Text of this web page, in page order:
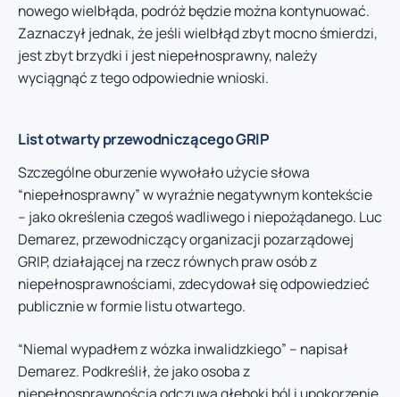
nowego wielbłąda, podróż będzie można kontynuować.
Zaznaczył jednak, że jeśli wielbłąd zbyt mocno śmierdzi,
jest zbyt brzydki i jest niepełnosprawny, należy
wyciągnąć z tego odpowiednie wnioski.
List otwarty przewodniczącego GRIP
Szczególne oburzenie wywołało użycie słowa
“niepełnosprawny” w wyraźnie negatywnym kontekście
– jako określenia czegoś wadliwego i niepożądanego. Luc
Demarez, przewodniczący organizacji pozarządowej
GRIP, działającej na rzecz równych praw osób z
niepełnosprawnościami, zdecydował się odpowiedzieć
publicznie w formie listu otwartego.
“Niemal wypadłem z wózka inwalidzkiego” – napisał
Demarez. Podkreślił, że jako osoba z